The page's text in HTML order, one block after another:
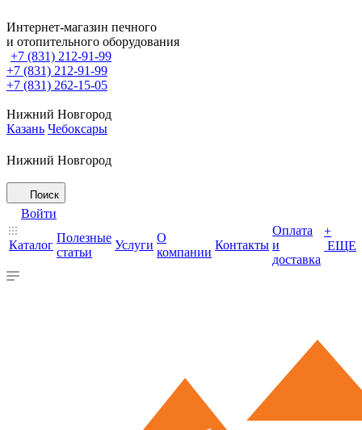
Интернет-магазин печного
и отопительного оборудования
+7 (831) 212-91-99
+7 (831) 212-91-99
+7 (831) 262-15-05
Нижний Новгород
Казань Чебоксары
Нижний Новгород
Поиск
Войти
Каталог
Полезные
статьи
Услуги
О
компании
Контакты
Оплата
и
доставка
+
ЕЩЕ